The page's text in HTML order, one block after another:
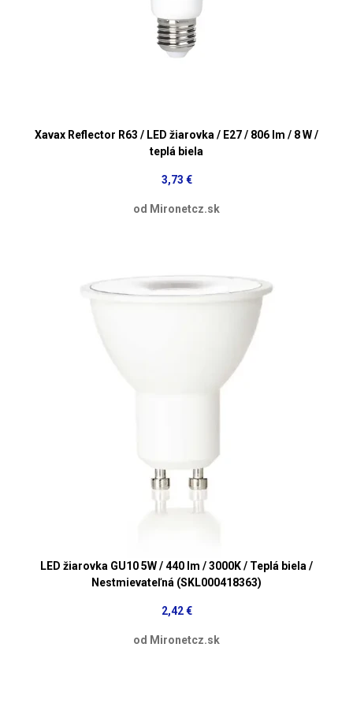
Xavax Reflector R63 / LED žiarovka / E27 / 806 lm / 8 W /
teplá biela
3,73 €
od Mironetcz.sk
LED žiarovka GU10 5W / 440 lm / 3000K / Teplá biela /
Nestmievateľná (SKL000418363)
2,42 €
od Mironetcz.sk